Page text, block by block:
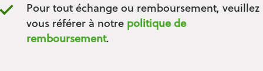
Pour tout échange ou remboursement, veuillez
vous référer à notre politique de
remboursement.